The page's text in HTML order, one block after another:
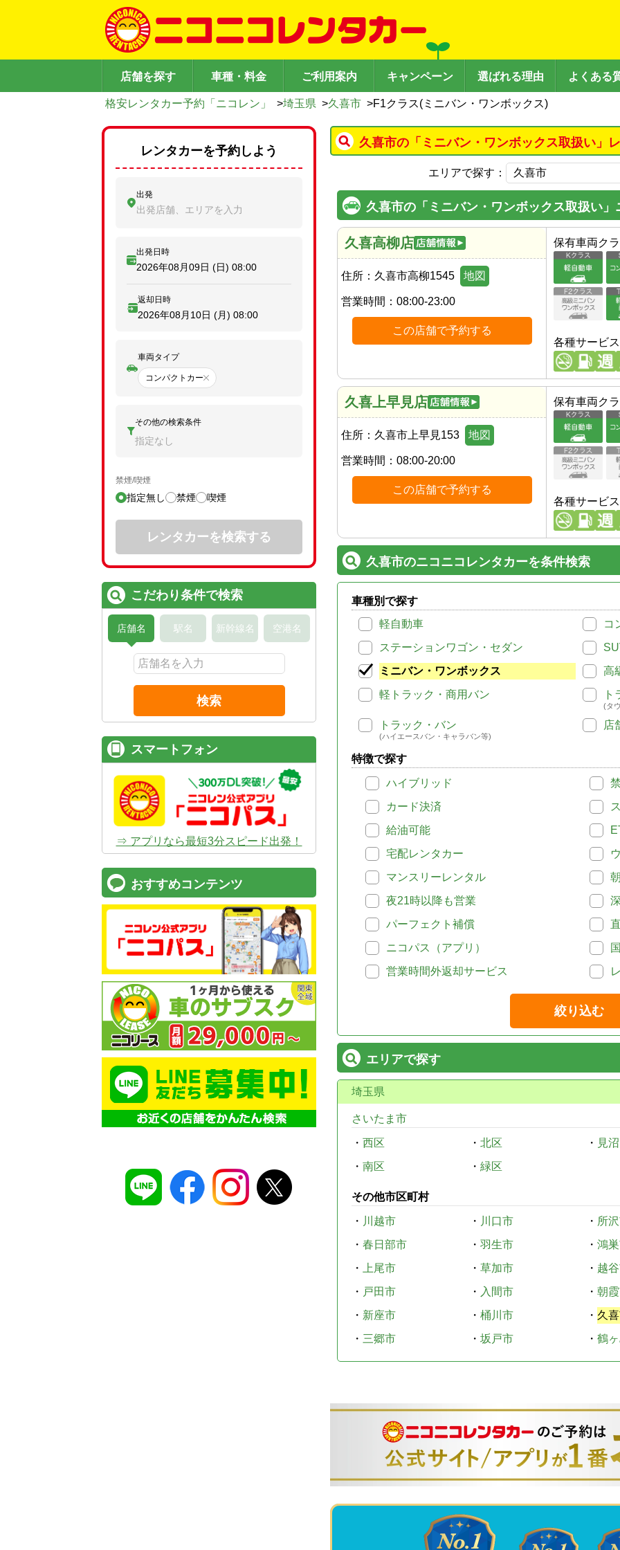
店舗を探す 車種・料金 ご利用案内 キャンペーン 選ばれる理由 よくある
格安レンタカー予約「ニコレン」 >埼玉県 >久喜市 >F1クラス(ミニバン・ワンボックス)
久喜市の「ミニバン・ワンボックス取扱い」
エリアで探す：
久喜市の「ミニバン・ワンボックス取扱い
久喜高柳店
住所： 久喜市高柳1545 地図
営業時間： 08:00-23:00
この店舗で予約する
保有車両ク
各種サービス
久喜上早見店
住所： 久喜市上早見153 地図
営業時間： 08:00-20:00
この店舗で予約する
保有車両ク
各種サービス
久喜市のニコニコレンタカーを条件検索
車種別で探す
軽自動車
コ
ステーションワゴン・セダン
ミニバン・ワンボックス
高
軽トラック・商用バン
ト
(タ
トラック・バン
(ハイエースバン・キャラバン等)
店
特徴で探す
ハイブリッド
カード決済
給油可能
宅配レンタカー
マンスリーレンタル
夜21時以降も営業
パーフェクト補償
ニコパス（アプリ）
営業時間外返却サービス
絞り込む
エリアで探す
埼玉県
さいたま市
・ 西区 ・ 北区 ・ 見
・ 南区 ・ 緑区
その他市区町村
・ 川越市 ・ 川口市 ・ 所
・ 春日部市 ・ 羽生市 ・ 鴻
・
上尾市 ・ 草加市 ・ 越
・ 戸田市 ・ 入間市 ・ 朝
・ 新座市 ・ 桶川市 ・ 久
・ 三郷市 ・ 坂戸市 ・ 鶴
レンタカーを予約しよう
出発
出発店舗、エリアを入力
出発日時
2026年08月09日 (日) 08:00
返却日時
2026年08月10日 (月) 08:00
車両タイプ
コンパクトカー
その他の検索条件
指定なし
禁煙/喫煙
指定無し 禁煙 喫煙
レンタカーを検索する
こだわり条件で検索
店舗名 駅名 新幹線名 空港名
検索
スマートフォン
⇒ アプリなら最短3分スピード出発！
おすすめコンテンツ